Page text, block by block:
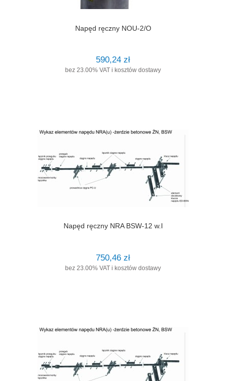
Napęd ręczny NOU-2/O
590,24 zł
bez 23.00% VAT i kosztów dostawy
Napęd ręczny NRA BSW-12 w.I
750,46 zł
bez 23.00% VAT i kosztów dostawy